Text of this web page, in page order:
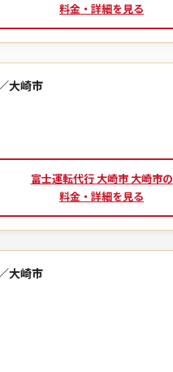
料金・詳細を見る
大崎市
富士運転代行 大崎市 大崎市の
料金・詳細を見る
大崎市